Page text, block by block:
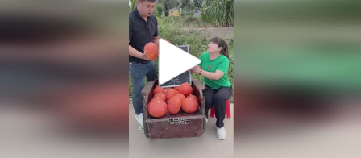
浙江台州《告全体市民书》
伊斯兰版北约来了吗
四川宜宾3.4级地震
网约车司机充电时猝死保险拒赔
00:00